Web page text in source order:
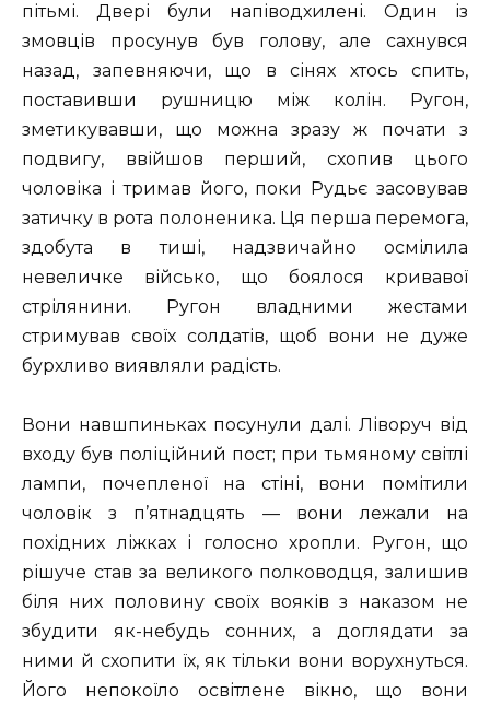
пітьмі. Двері були напіводхилені. Один із
змовців просунув був голову, але сахнувся
назад, запевняючи, що в сінях хтось спить,
поставивши рушницю між колін. Ругон,
зметикувавши, що можна зразу ж почати з
подвигу, ввійшов перший, схопив цього
чоловіка і тримав його, поки Рудьє засовував
затичку в рота полоненика. Ця перша перемога,
здобута в тиші, надзвичайно осмілила
невеличке військо, що боялося кривавої
стрілянини. Ругон владними жестами
стримував своїх солдатів, щоб вони не дуже
бурхливо виявляли радість.
Вони навшпиньках посунули далі. Ліворуч від
входу був поліційний пост; при тьмяному світлі
лампи, почепленої на стіні, вони помітили
чоловік з п’ятнадцять — вони лежали на
похідних ліжках і голосно хропли. Ругон, що
рішуче став за великого полководця, залишив
біля них половину своїх вояків з наказом не
збудити як-небудь сонних, а доглядати за
ними й схопити їх, як тільки вони ворухнуться.
Його непокоїло освітлене вікно, що вони